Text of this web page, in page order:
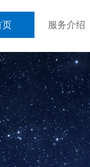
页 服务介绍